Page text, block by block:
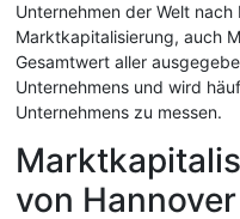
Unternehmen der Welt
Marktkapitalisierung, auch
Gesamtwert aller
Unternehmens und wird
Unternehmens zu messen.
von